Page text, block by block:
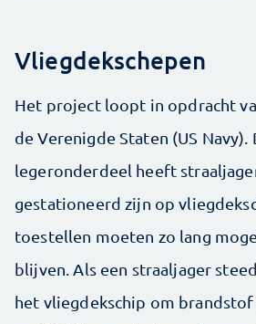
Vliegdekschepen
Het project loopt in opdracht
de Verenigde Staten (US Navy).
legeronderdeel heeft
gestationeerd zijn op
toestellen moeten zo lang
blijven. Als een straaljager
het vliegdekschip om